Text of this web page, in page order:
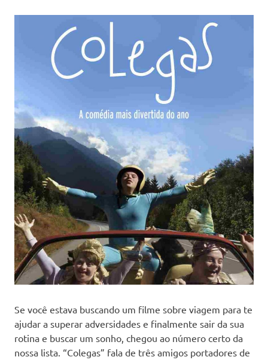
Se você estava buscando um filme sobre viagem para te
ajudar a superar adversidades e finalmente sair da sua
rotina e buscar um sonho, chegou ao número certo da
nossa lista. “Colegas” fala de três amigos portadores de